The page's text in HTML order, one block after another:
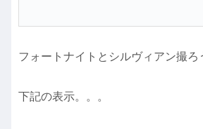
フォートナイトとシルヴィアン撮ろ
下記の表示。。。